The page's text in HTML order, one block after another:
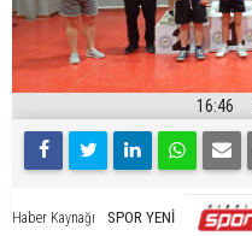
16:46
Haber Kaynağı SPOR YENİ